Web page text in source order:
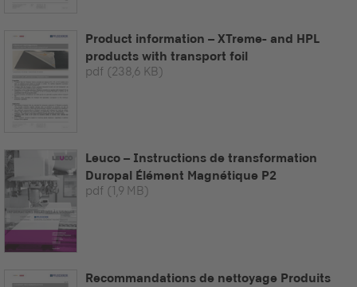
Product information – XTreme- and HPL
products with transport foil
pdf (238,6 KB)
Leuco – Instructions de transformation
Duropal Élément Magnétique P2
pdf (1,9 MB)
Recommandations de nettoyage Produits